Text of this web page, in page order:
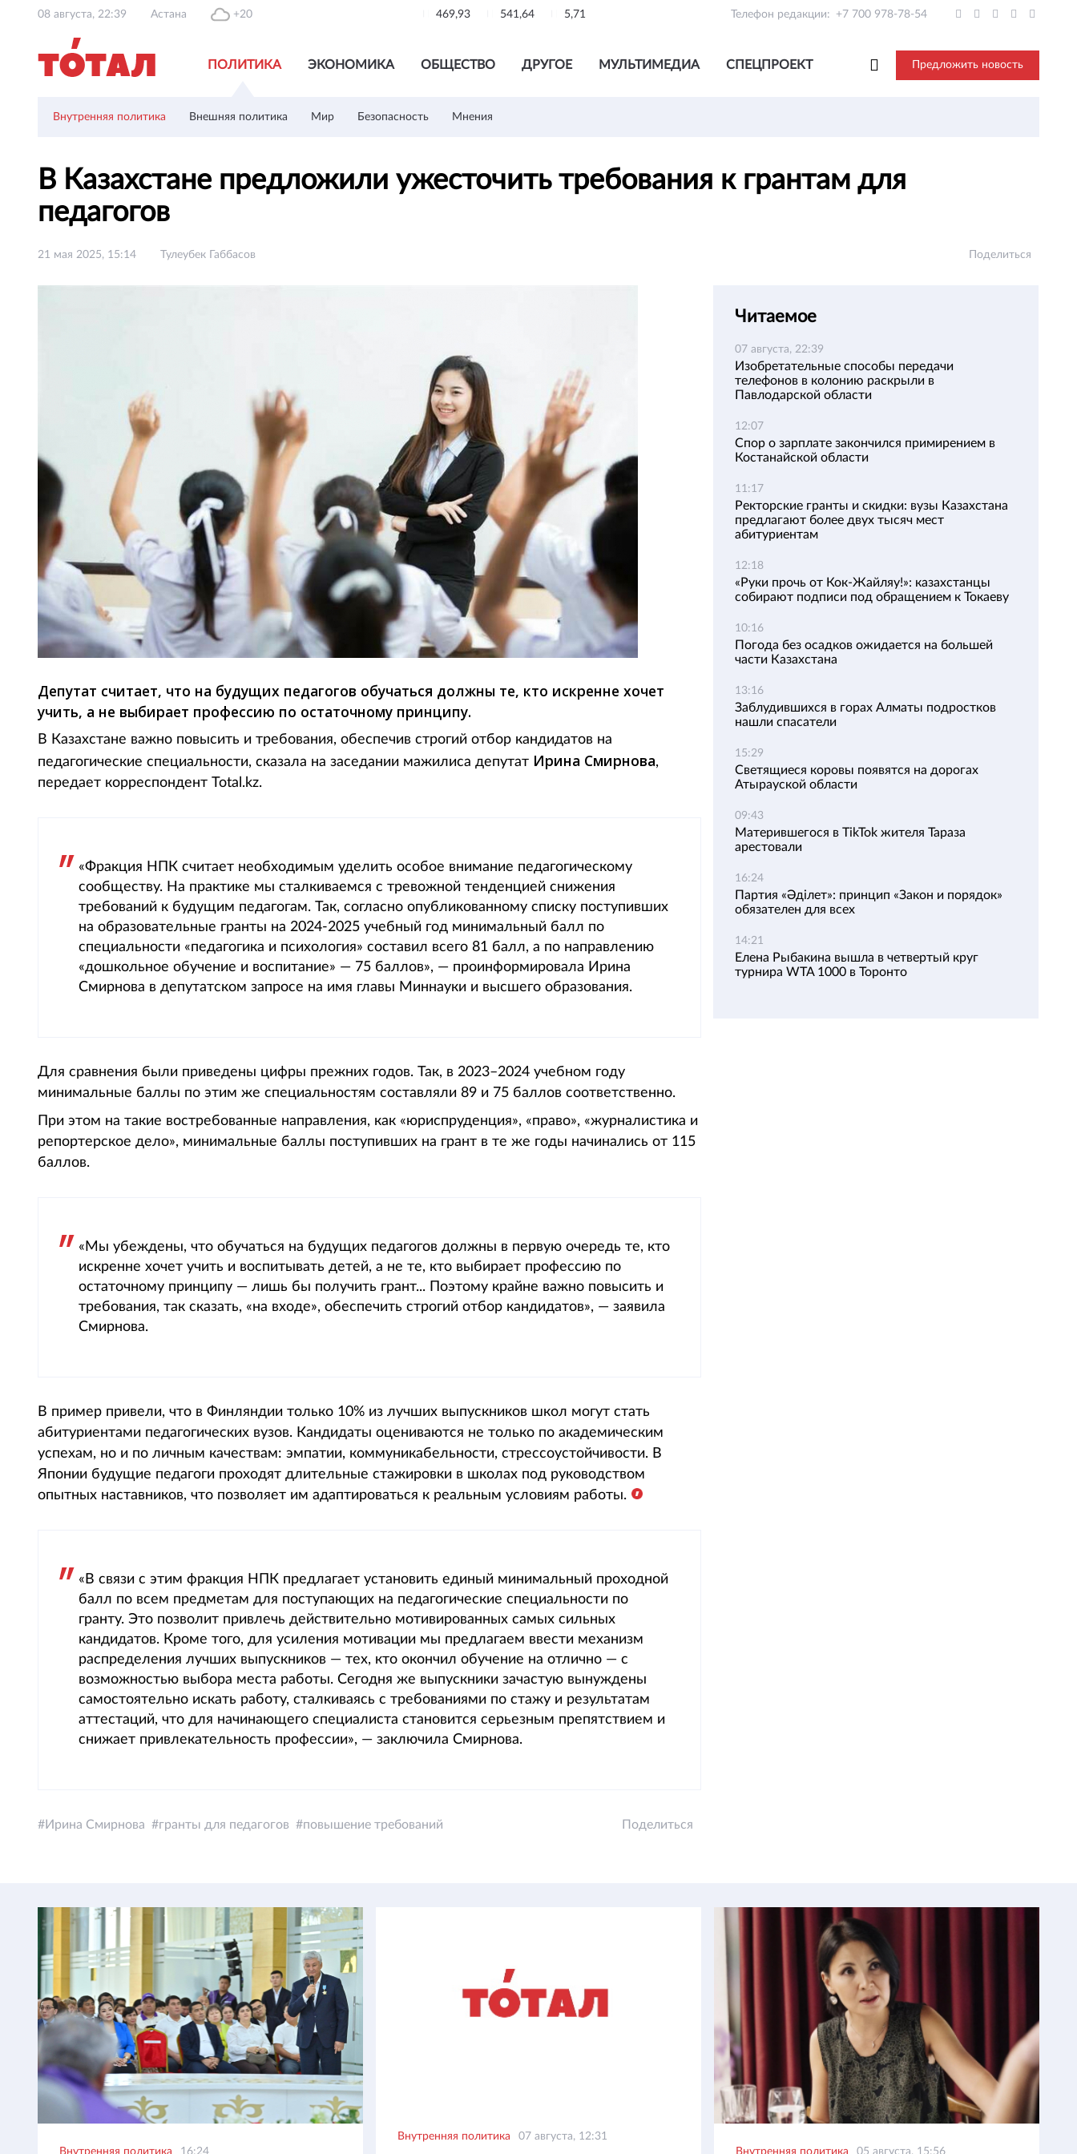
08 августа, 22:39 Астана +20 469,93 541,64 5,71 Телефон редакции: +7 700 978-78-54
ПОЛИТИКА ЭКОНОМИКА ОБЩЕСТВО ДРУГОЕ МУЛЬТИМЕДИА СПЕЦПРОЕКТ Предложить новость
Внутренняя политика Внешняя политика Мир Безопасность Мнения
В Казахстане предложили ужесточить требования к грантам для
педагогов
21 мая 2025, 15:14 Тулеубек Габбасов Поделиться
Депутат считает, что на будущих педагогов обучаться должны те, кто искренне хочет
учить, а не выбирает профессию по остаточному принципу.
В Казахстане важно повысить и требования, обеспечив строгий отбор кандидатов на
педагогические специальности, сказала на заседании мажилиса депутат Ирина Смирнова,
передает корреспондент Total.kz.
«Фракция НПК считает необходимым уделить особое внимание педагогическому
сообществу. На практике мы сталкиваемся с тревожной тенденцией снижения
требований к будущим педагогам. Так, согласно опубликованному списку поступивших
на образовательные гранты на 2024-2025 учебный год минимальный балл по
специальности «педагогика и психология» составил всего 81 балл, а по направлению
«дошкольное обучение и воспитание» — 75 баллов», — проинформировала Ирина
Смирнова в депутатском запросе на имя главы Миннауки и высшего образования.
Для сравнения были приведены цифры прежних годов. Так, в 2023–2024 учебном году
минимальные баллы по этим же специальностям составляли 89 и 75 баллов соответственно.
При этом на такие востребованные направления, как «юриспруденция», «право», «журналистика и
репортерское дело», минимальные баллы поступивших на грант в те же годы начинались от 115
баллов.
«Мы убеждены, что обучаться на будущих педагогов должны в первую очередь те, кто
искренне хочет учить и воспитывать детей, а не те, кто выбирает профессию по
остаточному принципу — лишь бы получить грант... Поэтому крайне важно повысить и
требования, так сказать, «на входе», обеспечить строгий отбор кандидатов», — заявила
Смирнова.
В пример привели, что в Финляндии только 10% из лучших выпускников школ могут стать
абитуриентами педагогических вузов. Кандидаты оцениваются не только по академическим
успехам, но и по личным качествам: эмпатии, коммуникабельности, стрессоустойчивости. В
Японии будущие педагоги проходят длительные стажировки в школах под руководством
опытных наставников, что позволяет им адаптироваться к реальным условиям работы.
«В связи с этим фракция НПК предлагает установить единый минимальный проходной
балл по всем предметам для поступающих на педагогические специальности по
гранту. Это позволит привлечь действительно мотивированных самых сильных
кандидатов. Кроме того, для усиления мотивации мы предлагаем ввести механизм
распределения лучших выпускников — тех, кто окончил обучение на отлично — с
возможностью выбора места работы. Сегодня же выпускники зачастую вынуждены
самостоятельно искать работу, сталкиваясь с требованиями по стажу и результатам
аттестаций, что для начинающего специалиста становится серьезным препятствием и
снижает привлекательность профессии», — заключила Смирнова.
Ирина Смирнова гранты для педагогов повышение требований Поделиться
Читаемое
07 августа, 22:39
Изобретательные способы передачи
телефонов в колонию раскрыли в
Павлодарской области
12:07
Спор о зарплате закончился примирением в
Костанайской области
11:17
Ректорские гранты и скидки: вузы Казахстана
предлагают более двух тысяч мест
абитуриентам
12:18
«Руки прочь от Кок-Жайляу!»: казахстанцы
собирают подписи под обращением к Токаеву
10:16
Погода без осадков ожидается на большей
части Казахстана
13:16
Заблудившихся в горах Алматы подростков
нашли спасатели
15:29
Светящиеся коровы появятся на дорогах
Атырауской области
09:43
Матерившегося в TikTok жителя Тараза
арестовали
16:24
Партия «Әділет»: принцип «Закон и порядок»
обязателен для всех
14:21
Елена Рыбакина вышла в четвертый круг
турнира WTA 1000 в Торонто
Внутренняя политика 16:24
Внутренняя политика
07 августа, 12:31
Внутренняя политика
05 августа, 15:56